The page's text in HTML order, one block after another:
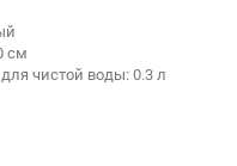
см
чистой воды: 0.3 л